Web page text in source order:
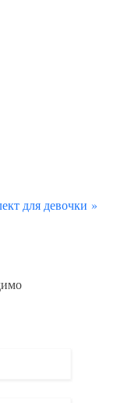
для девочки